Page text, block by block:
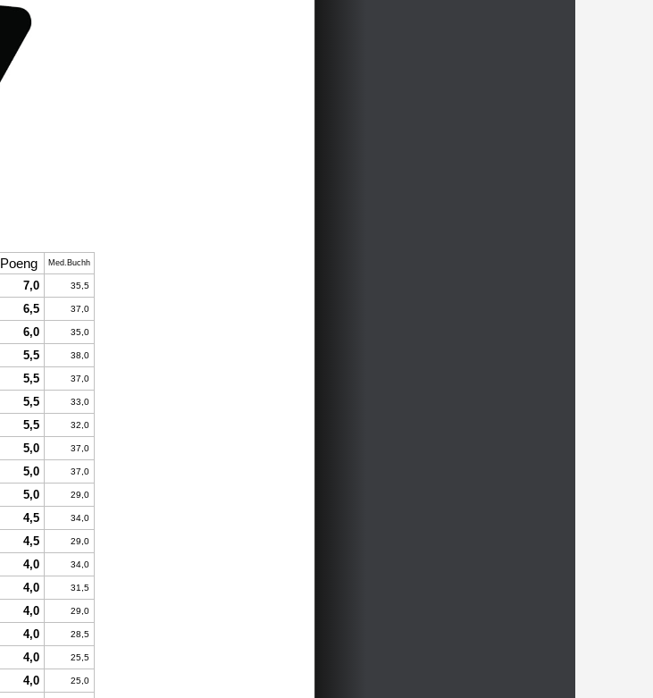
Poeng Med.Buchh
7,0 35,5
6,5 37,0
6,0 35,0
5,5 38,0
5,5 37,0
5,5 33,0
5,5 32,0
5,0 37,0
5,0 37,0
5,0 29,0
4,5 34,0
4,5 29,0
4,0 34,0
4,0 31,5
4,0 29,0
4,0 28,5
4,0 25,5
4,0 25,0